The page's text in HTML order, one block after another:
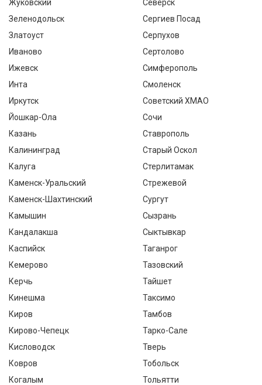
Жуковский
Зеленодольск
Златоуст
Иваново
Ижевск
Инта
Иркутск
Йошкар-Ола
Казань
Калининград
Калуга
Каменск-Уральский
Каменск-Шахтинский
Камышин
Кандалакша
Каспийск
Кемерово
Керчь
Кинешма
Киров
Кирово-Чепецк
Кисловодск
Ковров
Когалым
Северск
Сергиев Посад
Серпухов
Сертолово
Симферополь
Смоленск
Советский ХМАО
Сочи
Ставрополь
Старый Оскол
Стерлитамак
Стрежевой
Сургут
Сызрань
Сыктывкар
Таганрог
Тазовский
Тайшет
Таксимо
Тамбов
Тарко-Сале
Тверь
Тобольск
Тольятти